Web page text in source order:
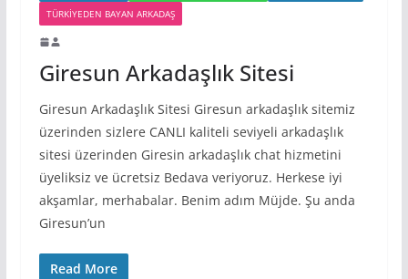
TÜRKIYEDEN BAYAN ARKADAŞ
Giresun Arkadaşlık Sitesi
Giresun Arkadaşlık Sitesi Giresun arkadaşlık sitemiz
üzerinden sizlere CANLI kaliteli seviyeli arkadaşlık
sitesi üzerinden Giresin arkadaşlık chat hizmetini
üyeliksiz ve ücretsiz Bedava veriyoruz. Herkese iyi
akşamlar, merhabalar. Benim adım Müjde. Şu anda
Giresun’un
Read More